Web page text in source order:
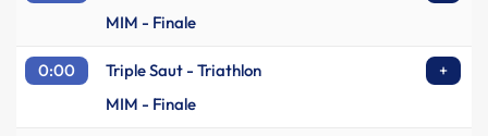
MIM - Finale
0:00 Triple Saut - Triathlon
+
MIM - Finale